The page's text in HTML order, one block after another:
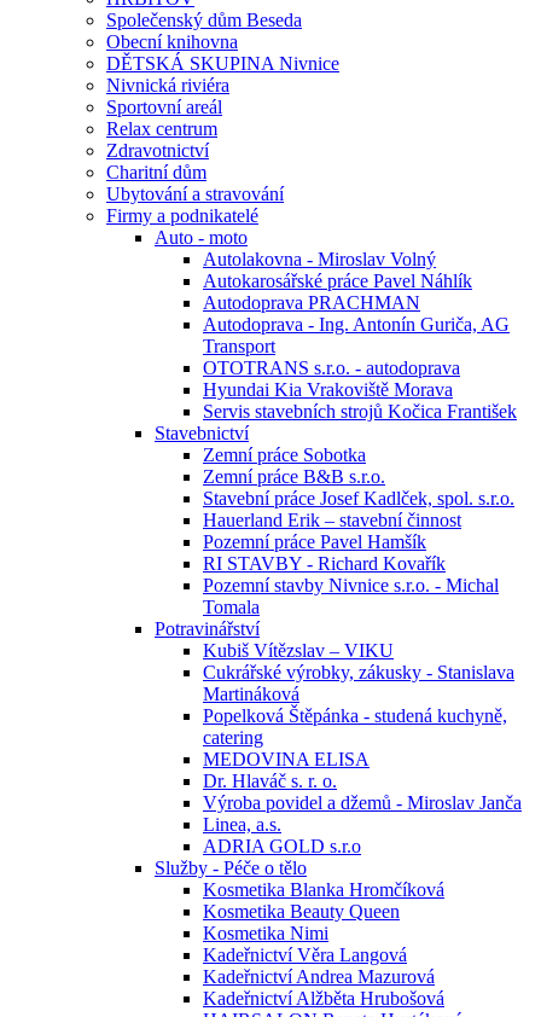
Společenský dům Beseda
Obecní knihovna
DĚTSKÁ SKUPINA Nivnice
Nivnická riviéra
Sportovní areál
Relax centrum
Zdravotnictví
Charitní dům
Ubytování a stravování
Firmy a podnikatelé
Auto - moto
Autolakovna - Miroslav Volný
Autokarosářské práce Pavel Náhlík
Autodoprava PRACHMAN
Autodoprava - Ing. Antonín Guriča, AG
Transport
OTOTRANS s.r.o. - autodoprava
Hyundai Kia Vrakoviště Morava
Servis stavebních strojů Kočica František
Stavebnictví
Zemní práce Sobotka
Zemní práce B&B s.r.o.
Stavební práce Josef Kadlček, spol. s.r.o.
Hauerland Erik – stavební činnost
Pozemní práce Pavel Hamšík
RI STAVBY - Richard Kovařík
Pozemní stavby Nivnice s.r.o. - Michal
Tomala
Potravinářství
Kubiš Vítězslav – VIKU
Cukrářské výrobky, zákusky - Stanislava
Martináková
Popelková Štěpánka - studená kuchyně,
catering
MEDOVINA ELISA
Dr. Hlaváč s. r. o.
Výroba povidel a džemů - Miroslav Janča
Linea, a.s.
ADRIA GOLD s.r.o
Služby - Péče o tělo
Kosmetika Blanka Hromčíková
Kosmetika Beauty Queen
Kosmetika Nimi
Kadeřnictví Věra Langová
Kadeřnictví Andrea Mazurová
Kadeřnictví Alžběta Hrubošová